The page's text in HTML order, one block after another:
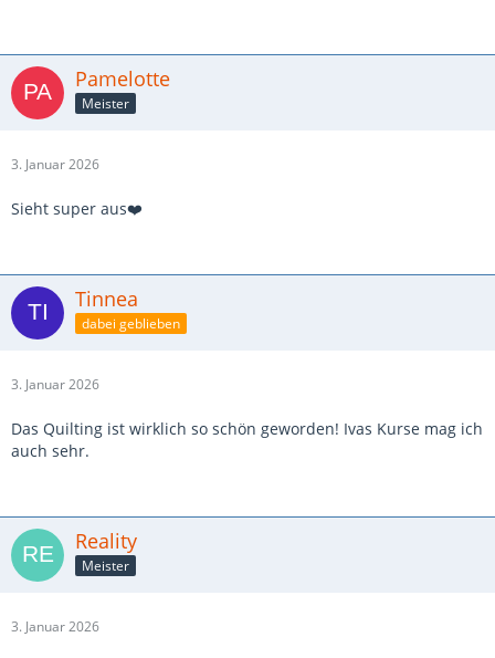
Pamelotte
Meister
3. Januar 2026
Sieht super aus❤️
Tinnea
dabei geblieben
3. Januar 2026
Das Quilting ist wirklich so schön geworden! Ivas Kurse mag ich
auch sehr.
Reality
Meister
3. Januar 2026